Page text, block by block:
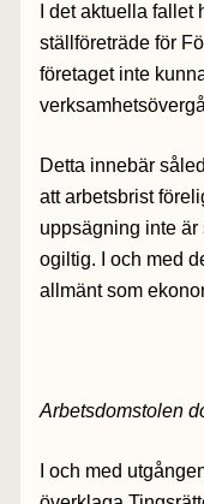
I det aktuella
ställföreträde för
företaget inte
Detta innebär
att arbetsbrist
uppsägning inte
ogiltig. I och med
allmänt som
Arbetsdomstolen
I och med